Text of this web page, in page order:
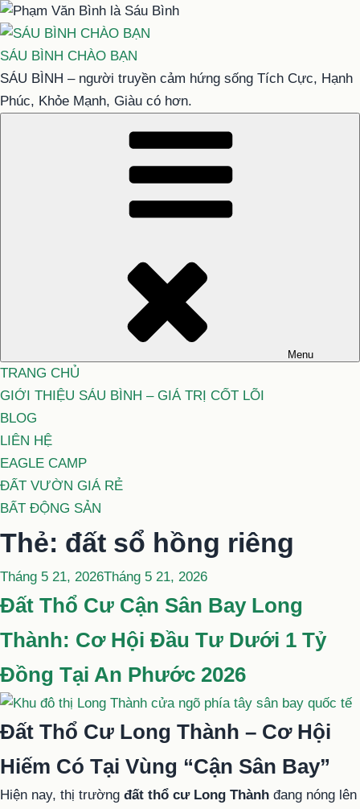
Chuyển
đến
phần
nội
dung
SÁU BÌNH CHÀO BẠN
SÁU BÌNH – người truyền cảm hứng sống Tích Cực, Hạnh
Phúc, Khỏe Mạnh, Giàu có hơn.
Menu
TRANG CHỦ
GIỚI THIỆU SÁU BÌNH – GIÁ TRỊ CỐT LÕI
BLOG
LIÊN HỆ
EAGLE CAMP
ĐẤT VƯỜN GIÁ RẺ
BẤT ĐỘNG SẢN
Thẻ: đất sổ hồng riêng
Đăng
trong
Tháng 5 21, 2026Tháng 5 21, 2026
Đất Thổ Cư Cận Sân Bay Long
Thành: Cơ Hội Đầu Tư Dưới 1 Tỷ
Đồng Tại An Phước 2026
Đất Thổ Cư Long Thành – Cơ Hội
Hiếm Có Tại Vùng “Cận Sân Bay”
Hiện nay, thị trường đất thổ cư Long Thành đang nóng lên